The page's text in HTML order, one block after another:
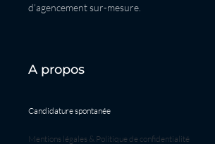
d’agencement sur-mesure.
A propos
Candidature spontanée
Mentions légales & Politique de confidentialité